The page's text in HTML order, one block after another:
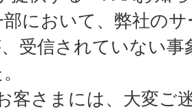
において、弊社の
受信されていない
客さまには、大変ご